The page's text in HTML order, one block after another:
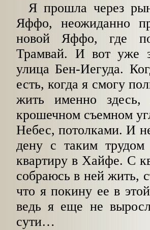
Я прошла через
Яффо, неожиданно
новой Яффо, где
Трамвай. И вот уже
улица Бен-Иегуда.
есть, когда я смогу
жить именно здесь,
крошечном съемном
Небес, потолками. И
дену с таким
квартиру в Хайфе. С
собраюсь в ней жить,
что я покину ее в
ведь я еще не
сути…